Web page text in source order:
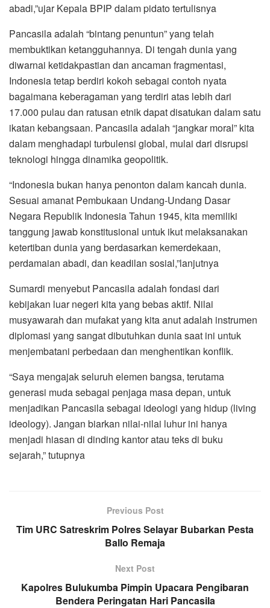
abadi,”ujar Kepala BPIP dalam pidato tertulisnya
Pancasila adalah “bintang penuntun” yang telah
membuktikan ketangguhannya. Di tengah dunia yang
diwarnai ketidakpastian dan ancaman fragmentasi,
Indonesia tetap berdiri kokoh sebagai contoh nyata
bagaimana keberagaman yang terdiri atas lebih dari
17.000 pulau dan ratusan etnik dapat disatukan dalam satu
ikatan kebangsaan. Pancasila adalah “jangkar moral” kita
dalam menghadapi turbulensi global, mulai dari disrupsi
teknologi hingga dinamika geopolitik.
“Indonesia bukan hanya penonton dalam kancah dunia.
Sesuai amanat Pembukaan Undang-Undang Dasar
Negara Republik Indonesia Tahun 1945, kita memiliki
tanggung jawab konstitusional untuk ikut melaksanakan
ketertiban dunia yang berdasarkan kemerdekaan,
perdamaian abadi, dan keadilan sosial,”lanjutnya
Sumardi menyebut Pancasila adalah fondasi dari
kebijakan luar negeri kita yang bebas aktif. Nilai
musyawarah dan mufakat yang kita anut adalah instrumen
diplomasi yang sangat dibutuhkan dunia saat ini untuk
menjembatani perbedaan dan menghentikan konflik.
“Saya mengajak seluruh elemen bangsa, terutama
generasi muda sebagai penjaga masa depan, untuk
menjadikan Pancasila sebagai ideologi yang hidup (living
ideology). Jangan biarkan nilai-nilai luhur ini hanya
menjadi hiasan di dinding kantor atau teks di buku
sejarah,” tutupnya
Previous Post
Tim URC Satreskrim Polres Selayar Bubarkan Pesta
Ballo Remaja
Next Post
Kapolres Bulukumba Pimpin Upacara Pengibaran
Bendera Peringatan Hari Pancasila